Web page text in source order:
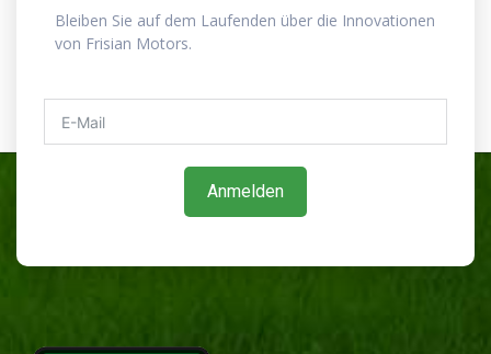
Bleiben Sie auf dem Laufenden über die Innovationen
von Frisian Motors.
Anmelden